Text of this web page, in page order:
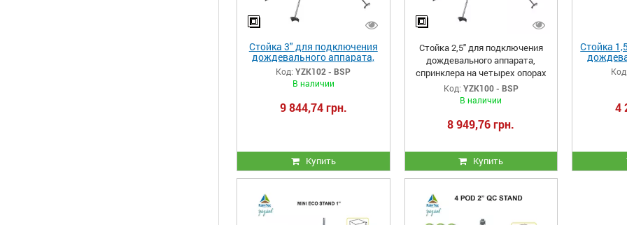
Стойка 3" для подключения
дождевального аппарата,
спринклера на четырех
опорах
Код: YZK102 - BSP
В наличии
9 844,74 грн.
Купить
Стойка 2,5" для подключения
дождевального аппарата,
спринклера на четырех опорах
Код: YZK100 - BSP
В наличии
8 949,76 грн.
Купить
Стойка
4